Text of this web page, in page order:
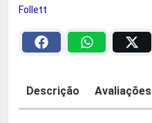
e
a
$
6
u
n
a
Follett
Descrição